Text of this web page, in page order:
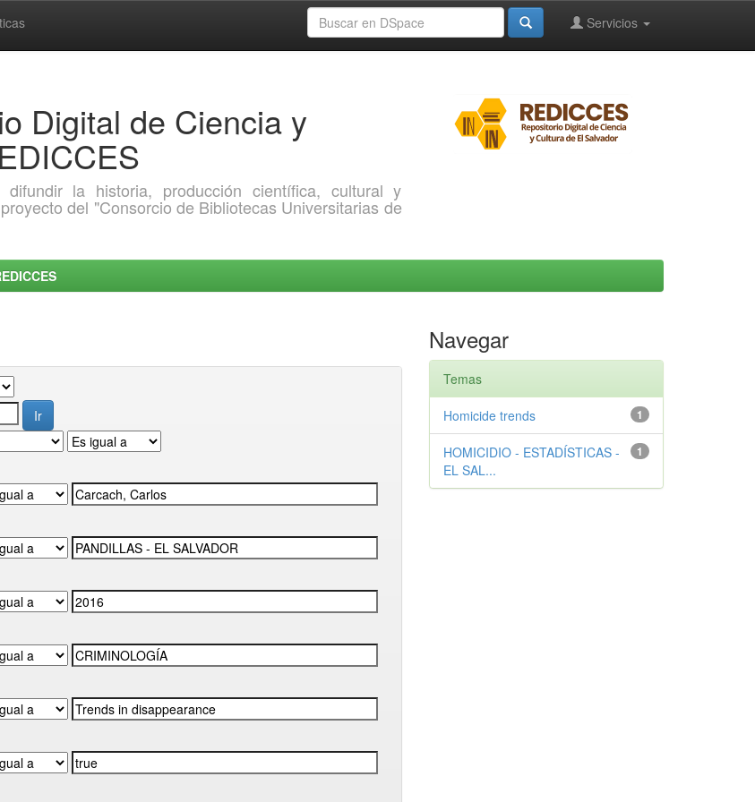
Servicios
Digital de Ciencia y
la historia, producción científica, cultural y
del "Consorcio de Bibliotecas Universitarias de
Navegar
Temas
1
Homicide trends
1
HOMICIDIO - ESTADÍSTICAS -
EL SAL...